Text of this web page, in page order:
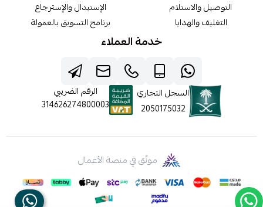
التوصيل والاستلام
التغليف والهدايا
الإستبدال والإسترجاع
برنامج التسويق بالعمولة
خدمة العملاء
السجل التجاري
2050175032
الرقم الضريبي
314626274800003
موثّق في منصة الأعمال